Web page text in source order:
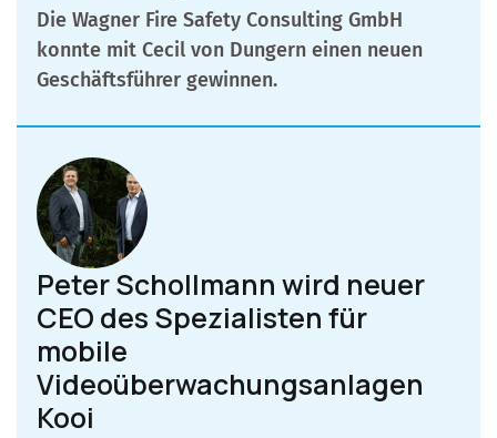
Die Wagner Fire Safety Consulting GmbH
konnte mit Cecil von Dungern einen neuen
Geschäftsführer gewinnen.
Peter Schollmann wird neuer
CEO des Spezialisten für
mobile
Videoüberwachungsanlagen
Kooi